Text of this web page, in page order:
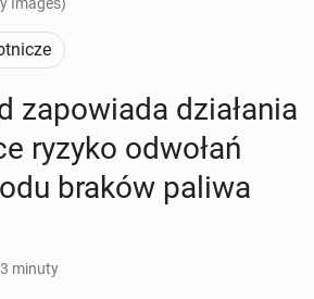
za­po­wia­da dzia­ła­nia
ryzyko odwołań
braków paliwa
minuty